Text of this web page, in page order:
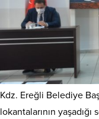
Kdz. Ereğli Belediye
lokantalarının